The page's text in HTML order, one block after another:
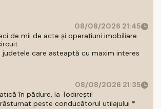
08/08/2026 21:45
de mii de acte și operațiuni imobiliare
judetele care asteaptă cu maxim interes
08/08/2026 21:35
în pădure, la Todirești!
peste conducătorul utilajului *